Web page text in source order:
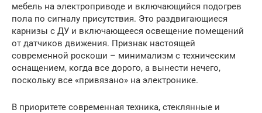
мебель на электроприводе и включающийся подогрев
пола по сигналу присутствия. Это раздвигающиеся
карнизы с ДУ и включающееся освещение помещений
от датчиков движения. Признак настоящей
современной роскоши – минимализм с техническим
оснащением, когда все дорого, а вынести нечего,
поскольку все «привязано» на электронике.
В приоритете современная техника, стеклянные и